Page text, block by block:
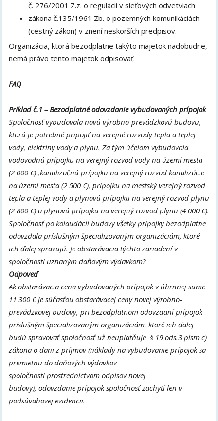
č. 276/2001 Z.z. o regulácii v sieťových odvetviach
zákona č.135/1961 Zb. o pozemných komunikáciách
(cestný zákon) v znení neskorších predpisov.
Organizácia, ktorá bezodplatne takýto majetok nadobudne,
nemá právo tento majetok odpisovať.
FAQ
Príklad č.1 – Bezodplatné odovzdanie vybudovaných prípojok
Spoločnosť vybudovala novú výrobno-prevádzkovú budovu,
ktorú je potrebné pripojiť na verejné rozvody tepla a teplej
vody, elektriny vody a plynu. Za tým účelom vybudovala
vodovodnú prípojku na verejný rozvod vody na území mesta
(2 000 €) ,kanalizačnú prípojku na verejný rozvod kanalizácie
na území mesta (2 500 €), prípojku na mestský verejný rozvod
tepla a teplej vody a plynovú prípojku na verejný rozvod plynu
(2 800 €) a plynovú prípojku na verejný rozvod plynu (4 000 €).
Spoločnosť po kolaudácii budovy všetky prípojky bezodplatne
odovzdala príslušným špecializovaným organizáciám, ktoré
ich ďalej spravujú. Je obstarávacia týchto zariadení v
spoločnosti uznaným daňovým výdavkom?
Odpoveď
Ak obstarávacia cena vybudovaných prípojok v úhrnnej sume
11 300 € je súčasťou obstarávacej ceny novej výrobno-
prevádzkovej budovy, pri bezodplatnom odovzdaní prípojok
príslušným špecializovaným organizáciám, ktoré ich ďalej
budú spravovať spoločnosť už neuplatňuje § 19 ods.3 písm.c)
zákona o dani z príjmov (náklady na vybudovanie prípojok sa
premietnu do daňových výdavkov
spoločnosti prostredníctvom odpisov novej
budovy), odovzdanie prípojok spoločnosť zachytí len v
podsúvahovej evidencii.